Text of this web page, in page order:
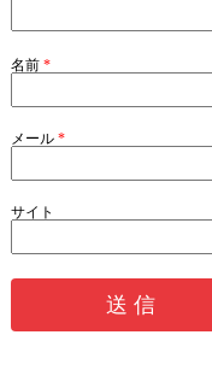
名前 *
メール *
サイト